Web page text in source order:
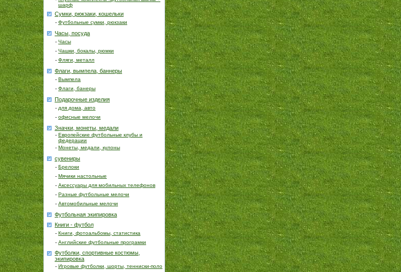
шарф
Сумки, рюкзаки, кошельки
- Футбольные сумки, рюкзаки
Часы, посуда
- Часы
- Чашки, бокалы, рюмки
- Фляги, металл
Флаги, вымпела, баннеры
- Вымпела
- Флаги, банеры
Подарочные изделия
- для дома, авто
- офисные мелочи
Значки, монеты, медали
- Европейские футбольные клубы и
федерации
- Монеты, медали, кулоны
сувениры
- Брелоки
- Мячики настольные
- Аксессуары для мобильных телефонов
- Разные футбольные мелочи
- Автомобильные мелочи
Футбольная экипировка
Книги - футбол
- Книги, фотоальбомы, статистика
- Английские футбольные програмки
Футболки, спортивные костюмы,
экипировка
- Игровые футболки, шорты, тенниски-поло